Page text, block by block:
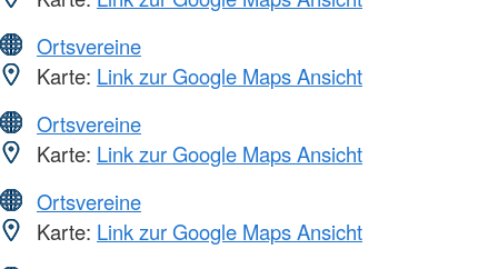
Ortsvereine
Karte: Link zur Google Maps Ansicht
Ortsvereine
Karte: Link zur Google Maps Ansicht
Ortsvereine
Karte: Link zur Google Maps Ansicht